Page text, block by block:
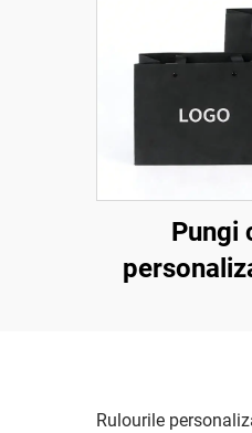
Pungi
hârtie
Rulourile